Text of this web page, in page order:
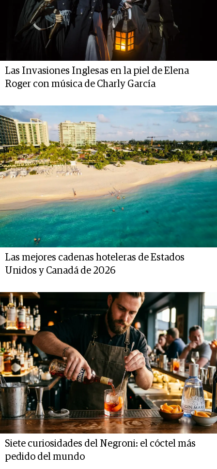
Las Invasiones Inglesas en la piel de Elena
Roger con música de Charly García
Las mejores cadenas hoteleras de Estados
Unidos y Canadá de 2026
Siete curiosidades del Negroni: el cóctel más
pedido del mundo